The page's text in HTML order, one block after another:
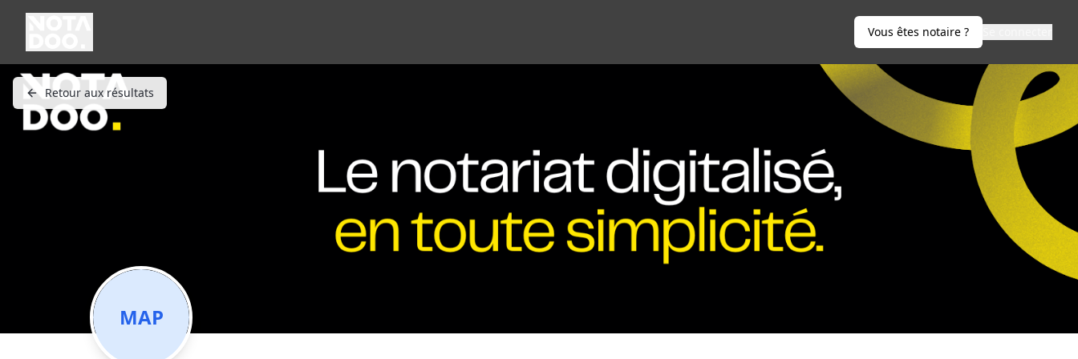
Vous êtes notaire ?
Retour aux résultats
MAP